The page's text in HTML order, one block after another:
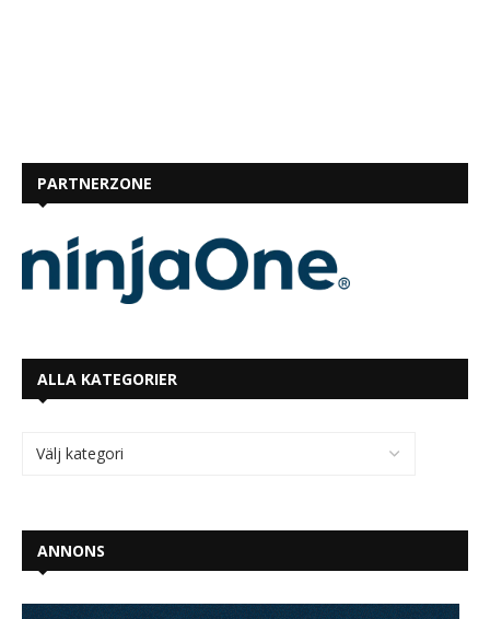
PARTNERZONE
ALLA KATEGORIER
ANNONS